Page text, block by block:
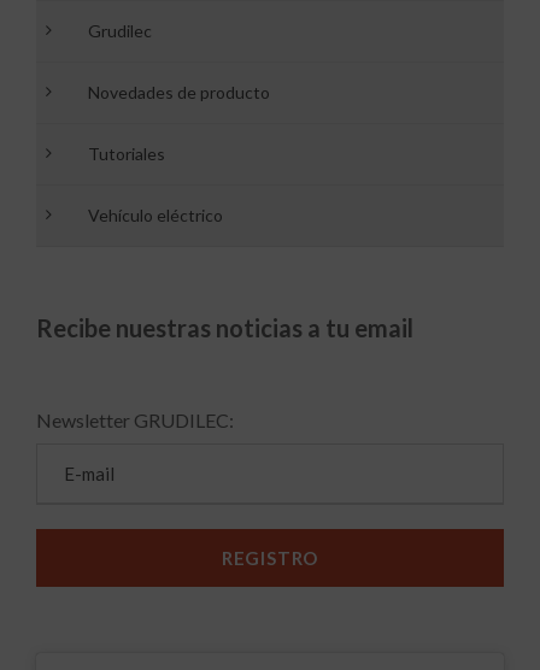
Grudilec
Novedades de producto
Tutoriales
Vehículo eléctrico
Recibe nuestras noticias a tu email
Newsletter GRUDILEC: